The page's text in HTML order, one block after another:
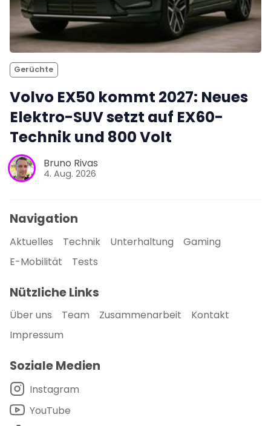
Gerüchte
Volvo EX50 kommt 2027: Neues
Elektro-SUV setzt auf EX60-
Technik und 800 Volt
Bruno Rivas
4. Aug. 2026
Navigation
Aktuelles Technik Unterhaltung
Gaming
E-Mobilität
Tests
Nützliche Links
Über uns Team Zusammenarbeit
Kontakt
Impressum
Soziale Medien
Instagram
YouTube